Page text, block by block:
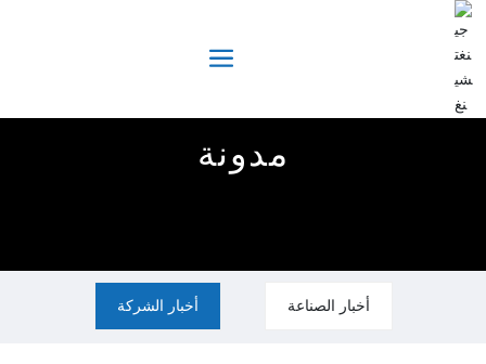
مدونة
أخبار الصناعة أخبار الشركة